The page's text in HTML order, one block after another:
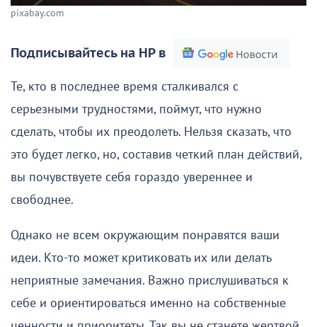
pixabay.com
Подписывайтесь на НР в
Те, кто в последнее время сталкивался с
серьезными трудностями, поймут, что нужно
сделать, чтобы их преодолеть. Нельзя сказать, что
это будет легко, но, составив четкий план действий,
вы почувствуете себя гораздо увереннее и
свободнее.
Однако не всем окружающим понравятся ваши
идеи. Кто-то может критиковать их или делать
неприятные замечания. Важно прислушиваться к
себе и ориентироваться именно на собственные